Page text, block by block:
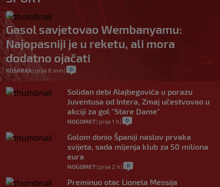
Gasol savjetovao Wembanyamu:
Najopasniji je u reketu, ali mora
dodatno ojačati
KOŠARKA | prije 6 min | 0
Solidan debi Alajbegovića u porazu
Juventusa od Intera, Zmaj učestvovao u
akciji za gol "Stare Dame"
NOGOMET| prije 1 h | 0
Golom donio Španiji naslov prvaka
svijeta, sada mijenja klub za 50 miliona
eura
NOGOMET| prije 2 h | 0
Preminuo otac Lionela Messija